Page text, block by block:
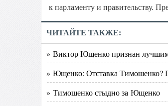
к парламенту и правительству.
ЧИТАЙТЕ ТАКЖЕ:
» Виктор Ющенко признан
» Ющенко: Отставка Тимошенко?
» Тимошенко стыдно за Ющенко